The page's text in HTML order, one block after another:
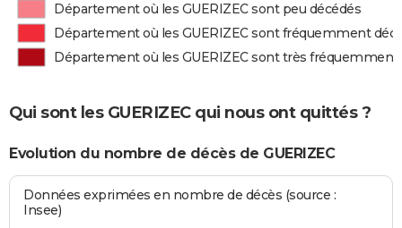
Département où les GUERIZEC sont peu décédés
Département où les GUERIZEC sont fréquemment
Département où les GUERIZEC sont très fréquemment
Qui sont les GUERIZEC qui nous ont quittés ?
Evolution du nombre de décès de GUERIZEC
Données exprimées en nombre de décès (source :
Insee)